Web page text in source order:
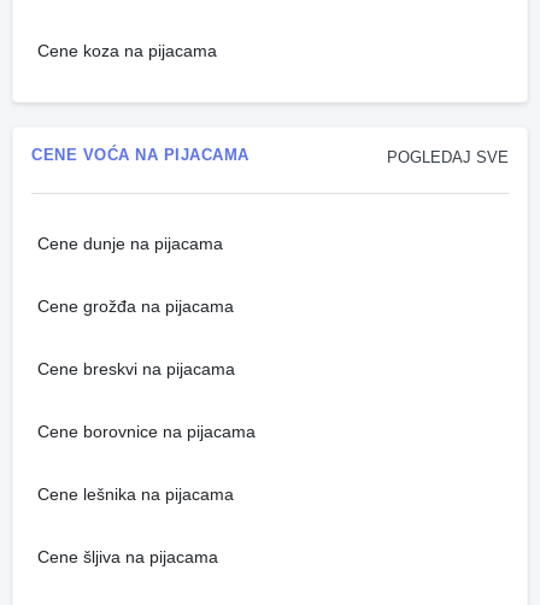
Cene koza na pijacama
POGLEDAJ SVE
CENE VOĆA NA PIJACAMA
Cene dunje na pijacama
Cene grožđa na pijacama
Cene breskvi na pijacama
Cene borovnice na pijacama
Cene lešnika na pijacama
Cene šljiva na pijacama